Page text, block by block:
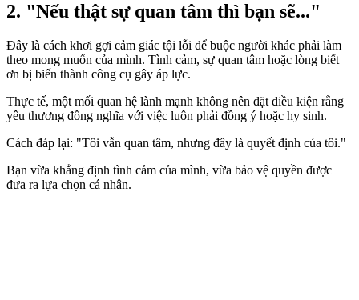
2. "Nếu thật sự quan tâm thì bạn sẽ..."
Đây là cách khơi gợi cảm giác tội lỗi để buộc người khác phải làm
theo mong muốn của mình. Tình cảm, sự quan tâm hoặc lòng biết
ơn bị biến thành công cụ gây áp lực.
Thực tế, một mối quan hệ lành mạnh không nên đặt điều kiện rằng
yêu thương đồng nghĩa với việc luôn phải đồng ý hoặc hy sinh.
Cách đáp lại: "Tôi vẫn quan tâm, nhưng đây là quyết định của tôi."
Bạn vừa khẳng định tình cảm của mình, vừa bảo vệ quyền được
đưa ra lựa chọn cá nhân.